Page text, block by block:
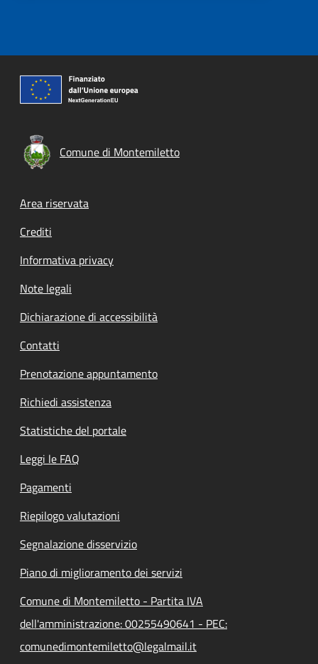
Comune di Montemiletto
Footer menu
Area riservata
Crediti
Informativa privacy
Note legali
Dichiarazione di accessibilità
Contatti
Prenotazione appuntamento
Richiedi assistenza
Statistiche del portale
Leggi le FAQ
Pagamenti
Riepilogo valutazioni
Segnalazione disservizio
Piano di miglioramento dei servizi
Comune di Montemiletto - Partita IVA
dell'amministrazione: 00255490641 - PEC:
comunedimontemiletto@legalmail.it